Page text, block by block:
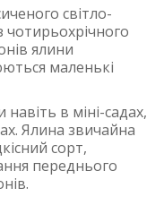
світло-
ялини
маленькі
в міні-садах,
Ялина звичайна
сорт,
переднього